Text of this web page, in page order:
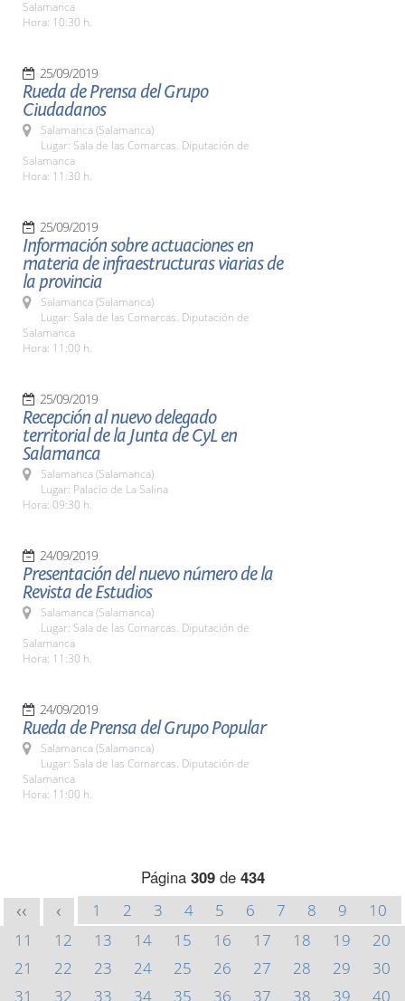
Salamanca
Hora: 10:30 h.
25/09/2019
Rueda de Prensa del Grupo
Ciudadanos
Salamanca (Salamanca)
Lugar: Sala de las Comarcas. Diputación de
Salamanca
Hora: 11:30 h.
25/09/2019
Información sobre actuaciones en
materia de infraestructuras viarias de
la provincia
Salamanca (Salamanca)
Lugar: Sala de las Comarcas. Diputación de
Salamanca
Hora: 11:00 h.
25/09/2019
Recepción al nuevo delegado
territorial de la Junta de CyL en
Salamanca
Salamanca (Salamanca)
Lugar: Palacio de La Salina
Hora: 09:30 h.
24/09/2019
Presentación del nuevo número de la
Revista de Estudios
Salamanca (Salamanca)
Lugar: Sala de las Comarcas. Diputación de
Salamanca
Hora: 11:30 h.
24/09/2019
Rueda de Prensa del Grupo Popular
Salamanca (Salamanca)
Lugar: Sala de las Comarcas. Diputación de
Salamanca
Hora: 11:00 h.
Página 309de 434
<< < 1 2 3 4 5 6 7 8 9
10
11
12 13 14 15 16 17 18 19
20
21
22 23 24 25 26 27 28 29
30
31
32 33 34 35 36 37 38 39
40